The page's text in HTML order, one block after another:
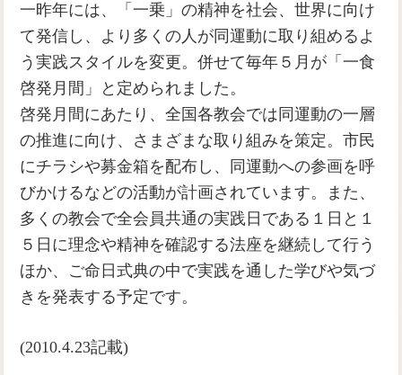
一昨年には、「一乗」の精神を社会、世界に向け
て発信し、より多くの人が同運動に取り組めるよ
う実践スタイルを変更。併せて毎年５月が「一食
啓発月間」と定められました。
啓発月間にあたり、全国各教会では同運動の一層
の推進に向け、さまざまな取り組みを策定。市民
にチラシや募金箱を配布し、同運動への参画を呼
びかけるなどの活動が計画されています。また、
多くの教会で全会員共通の実践日である１日と１
５日に理念や精神を確認する法座を継続して行う
ほか、ご命日式典の中で実践を通した学びや気づ
きを発表する予定です。
(2010.4.23記載)